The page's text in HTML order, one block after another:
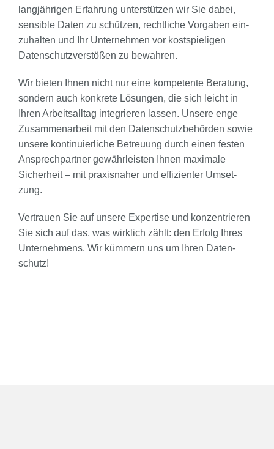
lang­jäh­ri­gen Erfah­rung unter­stüt­zen wir Sie dabei,
sen­si­ble Daten zu schüt­zen, recht­li­che Vor­ga­ben ein­
zu­hal­ten und Ihr Unter­neh­men vor kost­spie­li­gen
Daten­schutz­ver­stö­ßen zu bewah­ren.
Wir bie­ten Ihnen nicht nur eine kom­pe­ten­te Bera­tung,
son­dern auch kon­kre­te Lösun­gen, die sich leicht in
Ihren Arbeits­all­tag inte­grie­ren las­sen. Unse­re enge
Zusam­men­ar­beit mit den Daten­schutz­be­hör­den sowie
unse­re kon­ti­nu­ier­li­che Betreu­ung durch einen fes­ten
Ansprech­part­ner gewähr­leis­ten Ihnen maxi­ma­le
Sicher­heit – mit pra­xis­na­her und effi­zi­en­ter Umset­
zung.
Ver­trau­en Sie auf unse­re Exper­ti­se und kon­zen­trie­ren
Sie sich auf das, was wirk­lich zählt: den Erfolg Ihres
Unter­neh­mens. Wir küm­mern uns um Ihren Daten­
schutz!